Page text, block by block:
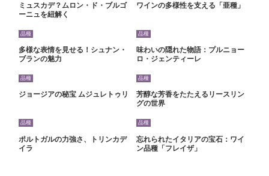
ミュスカデ？ムロン・ド・ブルゴ
ーニュを紐解く
ワインの多様性を支える「亜種」
品種
多様な表情を見せる！シュナン・
ブランの魅力
品種
味わいの隠れた物語：プルニョー
ロ・ジェンティーレ
品種
ジョージアの秘宝 ムジュレトゥリ
品種
芳醇な芳香をたたえるリースリン
グの世界
品種
ポルトガルの力強さ、トリンカデ
イラ
品種
忘れられたイタリアの宝石：ワイ
ン品種「フレイザ」